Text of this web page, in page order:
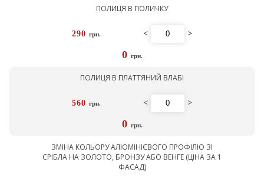
ПОЛИЦЯ В ПОЛИЧКУ
290 грн. < >
0 грн.
ПОЛИЦЯ В ПЛАТТЯНИЙ ВЛАБІ
560 грн. < >
0 грн.
ЗМІНА КОЛЬОРУ АЛЮМІНІЄВОГО ПРОФІЛЮ ЗІ
СРІБЛА НА ЗОЛОТО, БРОНЗУ АБО ВЕНГЕ (ЦІНА ЗА 1
ФАСАД)